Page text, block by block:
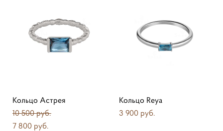
Кольцо Астрея
10 500 pуб.
7 800 pуб.
Кольцо Reya
3 900 pуб.